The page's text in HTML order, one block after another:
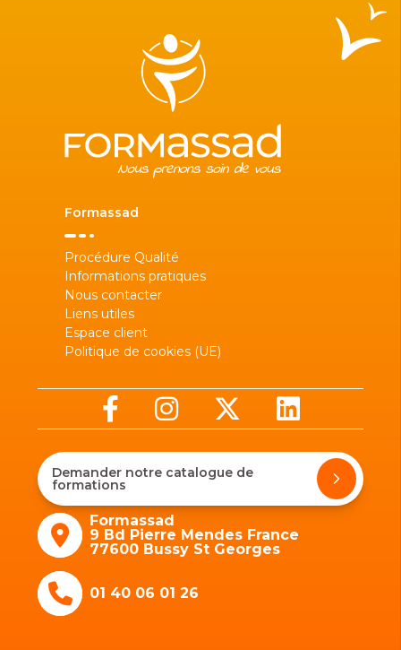
Formassad
Procédure Qualité
Informations pratiques
Nous contacter
Liens utiles
Espace client
Politique de cookies (UE)
Demander notre catalogue de
formations
Formassad
9 Bd Pierre Mendes France
77600 Bussy St Georges
01 40 06 01 26